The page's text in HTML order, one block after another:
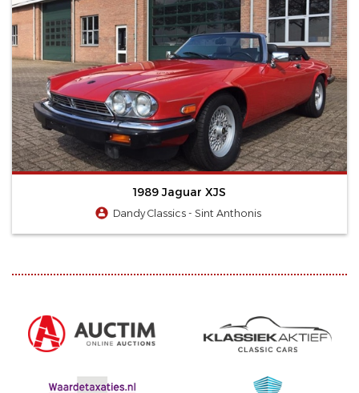
1989 Jaguar XJS
Dandy Classics - Sint Anthonis